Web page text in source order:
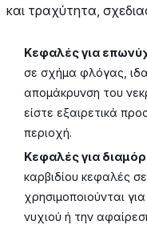
και τραχύτητα,
Κεφαλές για
σε σχήμα φλόγας,
απομάκρυνση του
είστε εξαιρετικά
περιοχή.
Κεφαλές για
καρβιδίου κεφαλές
χρησιμοποιούνται
νυχιού ή την